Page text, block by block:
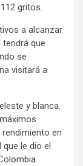
gritos.
a alcanzar
que
se
visitará a
y blanca.
en
le dio el